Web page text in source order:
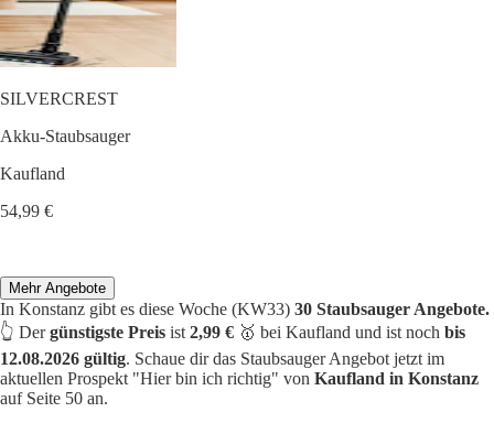
SILVERCREST
Akku-Staubsauger
Kaufland
54,99 €
Mehr Angebote
In Konstanz gibt es diese Woche (KW33) 30 Staubsauger Angebote.
👆 Dergünstigste Preis ist 2,99 € 🥇 bei Kaufland und ist noch bis
12.08.2026 gültig. Schaue dir das Staubsauger Angebot jetzt im
aktuellen Prospekt "Hier bin ich richtig" von Kaufland in Konstanz
auf Seite 50 an.